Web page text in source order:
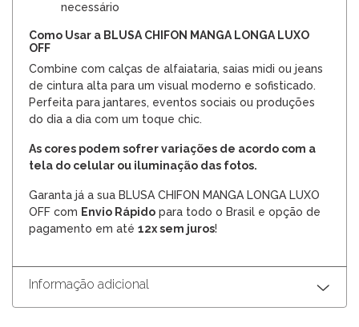
necessário
Como Usar a BLUSA CHIFON MANGA LONGA LUXO
OFF
Combine com calças de alfaiataria, saias midi ou jeans
de cintura alta para um visual moderno e sofisticado.
Perfeita para jantares, eventos sociais ou produções
do dia a dia com um toque chic.
As cores podem sofrer variações de acordo com a
tela do celular ou iluminação das fotos.
Garanta já a sua BLUSA CHIFON MANGA LONGA LUXO
OFF com Envio Rápido para todo o Brasil e opção de
pagamento em até 12x sem juros!
Informação adicional